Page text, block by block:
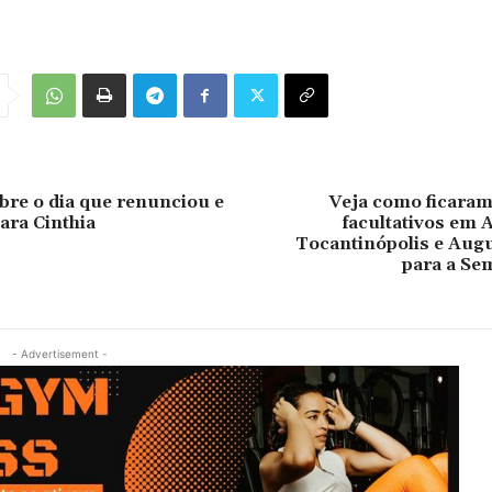
o dia que renunciou e
Cinthia
Veja como
facultativos em
Tocantinópolis e
para a
- Advertisement -